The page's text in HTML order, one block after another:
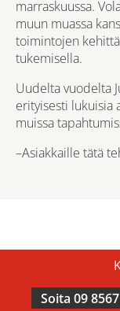
marraskuussa.
muun muassa
toimintojen
tukemisella.
Uudelta vuodelta
erityisesti lukuisia
muissa
–Asiakkaille tätä
Soita 09